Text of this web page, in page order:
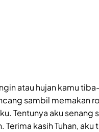
atau hujan kamu
sambil memakan
Tentunya aku
Terima kasih Tuhan,